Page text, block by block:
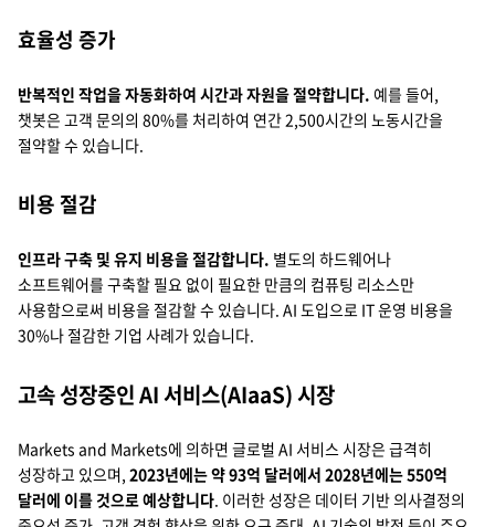
효율성 증가
반복적인 작업을 자동화하여 시간과 자원을 절약합니다. 예를 들어,
챗봇은 고객 문의의 80%를 처리하여 연간 2,500시간의 노동시간을
절약할 수 있습니다.
비용 절감
인프라 구축 및 유지 비용을 절감합니다. 별도의 하드웨어나
소프트웨어를 구축할 필요 없이 필요한 만큼의 컴퓨팅 리소스만
사용함으로써 비용을 절감할 수 있습니다. AI 도입으로 IT 운영 비용을
30%나 절감한 기업 사례가 있습니다.
고속 성장중인 AI 서비스(AIaaS) 시장
Markets and Markets에 의하면 글로벌 AI 서비스 시장은 급격히
성장하고 있으며, 2023년에는 약 93억 달러에서 2028년에는 550억
달러에 이를 것으로 예상합니다. 이러한 성장은 데이터 기반 의사결정의